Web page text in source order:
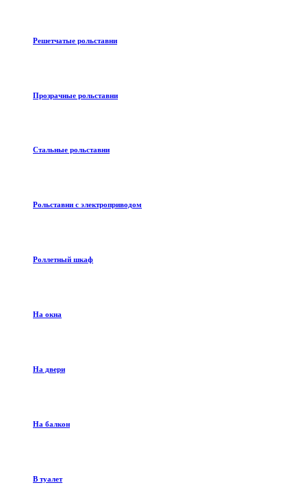
Решетчатые рольставни
Прозрачные рольставни
Стальные рольставни
Рольставни с электроприводом
Роллетный шкаф
На окна
На двери
На балкон
В туалет